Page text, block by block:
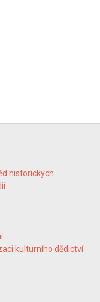
historických
kulturního dědictví